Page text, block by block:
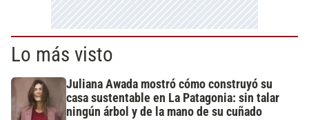
Lo más visto
Juliana Awada mostró cómo construyó su
casa sustentable en La Patagonia: sin talar
ningún árbol y de la mano de su cuñado